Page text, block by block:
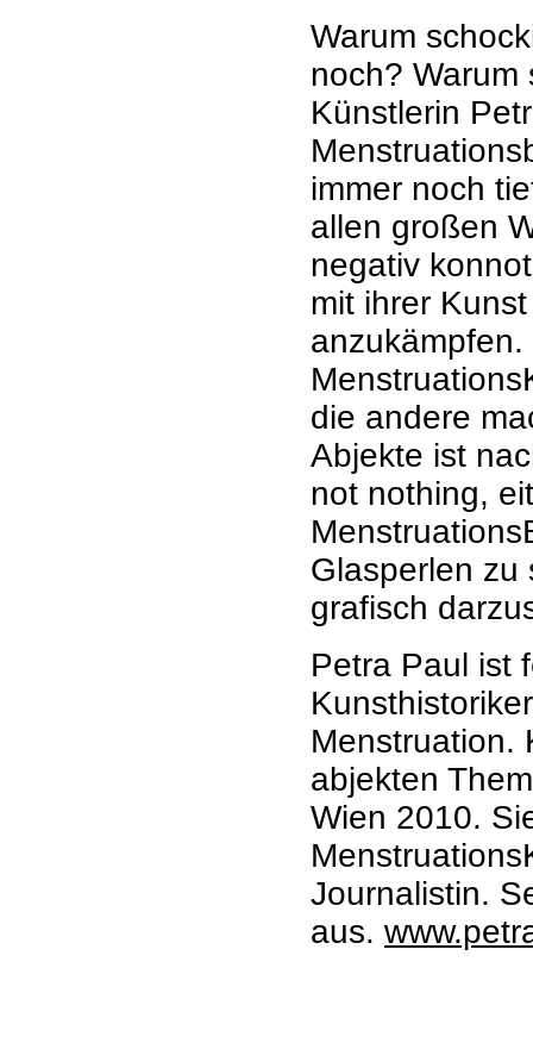
Warum
noch? Warum
Künstlerin
immer noch
allen großen
negativ
mit ihrer
die andere
Abjekte ist
not nothing,
Glasperlen zu
grafisch
Petra Paul ist
Menstruation.
abjekten
Wien 2010.
Journalistin.
aus.